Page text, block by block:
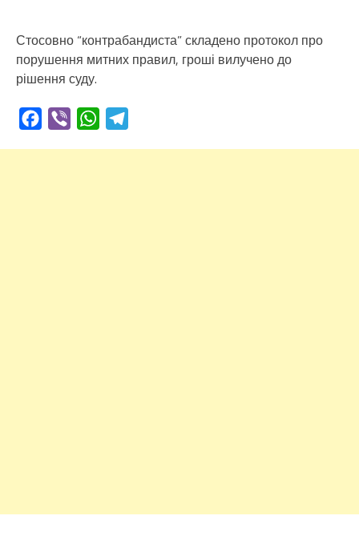
Стосовно “контрабандиста” складено протокол про
порушення митних правил, гроші вилучено до
рішення суду.
Facebook
Viber WhatsApp